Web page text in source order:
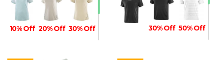
10% Off 20% Off 30% Off 30% Off 50% Off